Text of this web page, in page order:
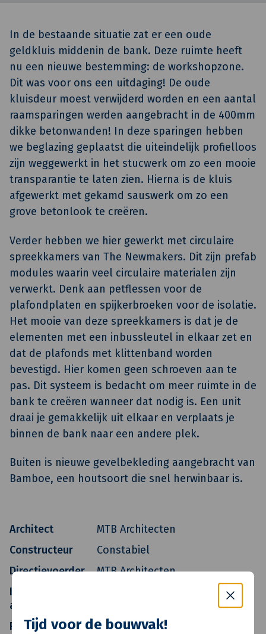
Tijd voor de bouwvak!
In de bestaande situatie zat er een oude
geldkluis middenin de bank. Deze ruimte heeft
nu een nieuwe bestemming: de workshopzone.
Dit was voor ons een uitdaging! De oude
kluisdeur moest verwijderd worden en een aantal
raamsparingen werden aangebracht in de 400mm
dikke betonwanden! In deze sparingen hebben
we beglazing geplaatst die uiteindelijk profielloos
zijn weggewerkt in het stucwerk om zo een mooie
transparantie te laten zien. Hierna is de kluis
afgewerkt met gekamd sauswerk om zo een
grove betonlook te creëren.
Verder hebben we hier gewerkt met circulaire
spreekkamers van The Newmakers. Dit zijn prefab
modules waarin veel circulaire materialen zijn
verwerkt. Denk aan petflessen voor de
plafondplaten en spijkerbroeken voor de isolatie.
Het mooie van deze spreekkamers is dat je de
elementen met een inbussleutel in elkaar zet en
dat de plafonds met klittenband worden
bevestigd. Hier komen geen schroeven aan te
pas. Dit systeem is bedacht om meer ruimte in de
bank te creëren wanneer dat nodig is. Een unit
draai je gemakkelijk uit elkaar en verplaats je
binnen de bank naar een andere plek.
Buiten is nieuwe gevelbekleding aangebracht van
Bamboe, een houtsoort die snel herwinbaar is.
Architect
MTB Architecten
Constructeur
Constabiel
Directievoerder
MTB Architecten
Installatie-
adviseur
Realisatie
Van de Klok Totaalonderhoud